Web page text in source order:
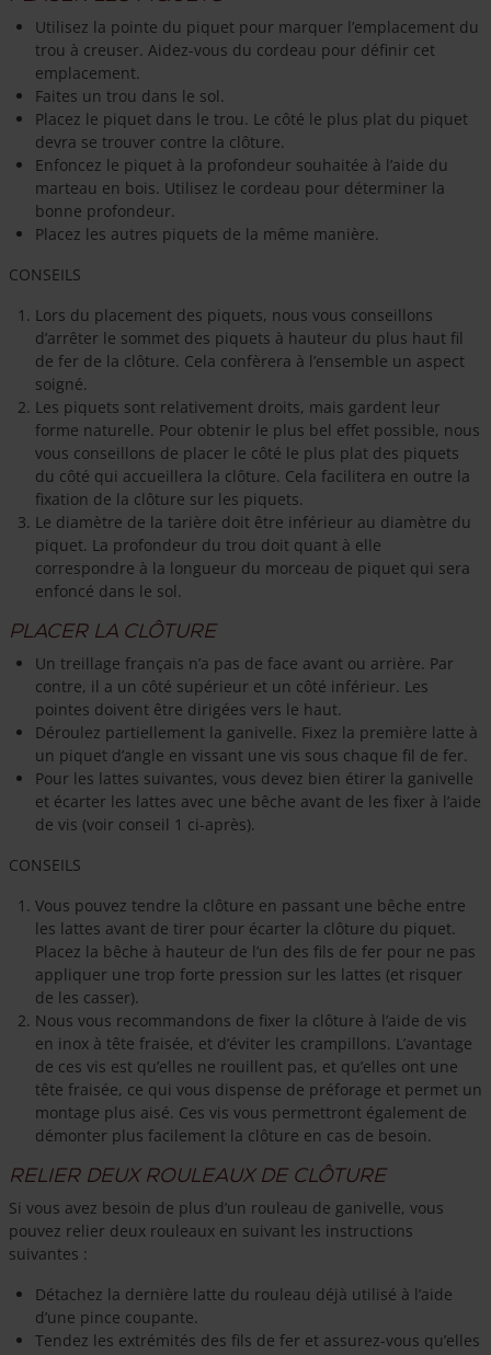
Utilisez la pointe du piquet pour marquer l’emplacement du
trou à creuser. Aidez-vous du cordeau pour définir cet
emplacement.
Faites un trou dans le sol.
Placez le piquet dans le trou. Le côté le plus plat du piquet
devra se trouver contre la clôture.
Enfoncez le piquet à la profondeur souhaitée à l’aide du
marteau en bois. Utilisez le cordeau pour déterminer la
bonne profondeur.
Placez les autres piquets de la même manière.
CONSEILS
Lors du placement des piquets, nous vous conseillons
d’arrêter le sommet des piquets à hauteur du plus haut fil
de fer de la clôture. Cela confèrera à l’ensemble un aspect
soigné.
Les piquets sont relativement droits, mais gardent leur
forme naturelle. Pour obtenir le plus bel effet possible, nous
vous conseillons de placer le côté le plus plat des piquets
du côté qui accueillera la clôture. Cela facilitera en outre la
fixation de la clôture sur les piquets.
Le diamètre de la tarière doit être inférieur au diamètre du
piquet. La profondeur du trou doit quant à elle
correspondre à la longueur du morceau de piquet qui sera
enfoncé dans le sol.
Placer la clôture
Un treillage français n’a pas de face avant ou arrière. Par
contre, il a un côté supérieur et un côté inférieur. Les
pointes doivent être dirigées vers le haut.
Déroulez partiellement la ganivelle. Fixez la première latte à
un piquet d’angle en vissant une vis sous chaque fil de fer.
Pour les lattes suivantes, vous devez bien étirer la ganivelle
et écarter les lattes avec une bêche avant de les fixer à l’aide
de vis (voir conseil 1 ci-après).
CONSEILS
Vous pouvez tendre la clôture en passant une bêche entre
les lattes avant de tirer pour écarter la clôture du piquet.
Placez la bêche à hauteur de l’un des fils de fer pour ne pas
appliquer une trop forte pression sur les lattes (et risquer
de les casser).
Nous vous recommandons de fixer la clôture à l’aide de vis
en inox à tête fraisée, et d’éviter les crampillons. L’avantage
de ces vis est qu’elles ne rouillent pas, et qu’elles ont une
tête fraisée, ce qui vous dispense de préforage et permet un
montage plus aisé. Ces vis vous permettront également de
démonter plus facilement la clôture en cas de besoin.
Relier deux rouleaux de clôture
Si vous avez besoin de plus d’un rouleau de ganivelle, vous
pouvez relier deux rouleaux en suivant les instructions
suivantes :
Détachez la dernière latte du rouleau déjà utilisé à l’aide
d’une pince coupante.
Tendez les extrémités des fils de fer et assurez-vous qu’elles